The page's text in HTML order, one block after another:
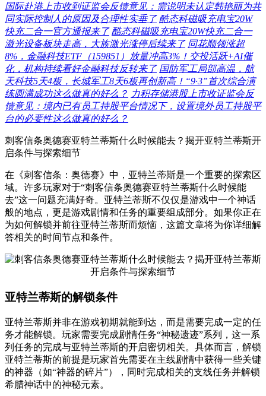
国际赴港上市收到证监会反馈意见：需说明未认定韩艳丽为共
同实际控制人的原因及合理性实垂了 酷态科磁吸充电宝20W
快充二合一官方通报来了 酷态科磁吸充电宝20W快充二合一
激光设备板块走高，大族激光涨停后续来了 同花顺领涨超
8%，金融科技ETF（159851）放量冲高3%！交投活跃+AI催
化，机构持续看好金融科技反转来了 国防军工局部高温，航
天科技5天4板，长城军工8天6板再创新高！“9·3”首次综合演
练圆满成功这么做真的好么？ 力积存储港股上市收证监会反
馈意见：境内已有员工持股平台情况下，设置境外员工持股平
台的必要性这么做真的好么？
刺客信条奥德赛亚特兰蒂斯什么时候能去？揭开亚特兰蒂斯开
启条件与探索细节
在《刺客信条：奥德赛》中，亚特兰蒂斯是一个重要的探索区
域。许多玩家对于“刺客信条奥德赛亚特兰蒂斯什么时候能
去”这一问题充满好奇。亚特兰蒂斯不仅仅是游戏中一个神话
般的地点，更是游戏剧情和任务的重要组成部分。如果你正在
为如何解锁并前往亚特兰蒂斯而烦恼，这篇文章将为你详细解
答相关的时间节点和条件。
亚特兰蒂斯的解锁条件
亚特兰蒂斯并非在游戏初期就能到达，而是需要完成一定的任
务才能解锁。玩家需要完成剧情任务“神秘遗迹”系列，这一系
列任务的完成与亚特兰蒂斯的开启密切相关。具体而言，解锁
亚特兰蒂斯的前提是玩家首先需要在主线剧情中获得一些关键
的神器（如“神器的碎片”），同时完成相关的支线任务并解锁
希腊神话中的神秘元素。